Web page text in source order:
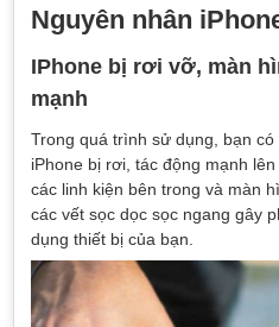
Nguyên nhân
IPhone bị rơi vỡ, màn
mạnh
Trong quá trình sử dụng, bạn
iPhone bị rơi, tác động mạnh
các linh kiện bên trong và màn
các vết sọc dọc sọc ngang gây
dụng thiết bị của bạn.